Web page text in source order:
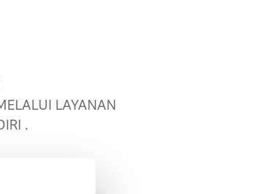
LAYANAN
.